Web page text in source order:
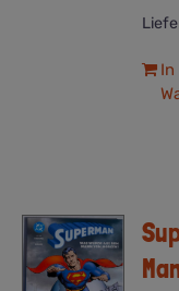
In